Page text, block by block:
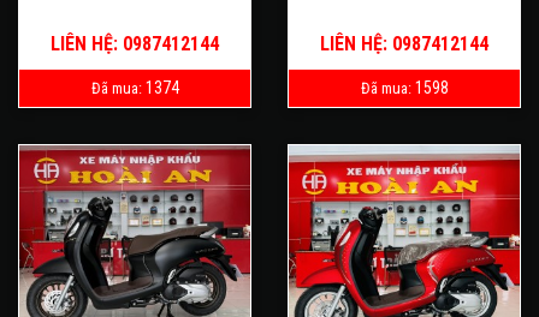
LIÊN HỆ: 0987412144
Đã mua: 1374
LIÊN HỆ: 0987412144
Đã mua: 1598